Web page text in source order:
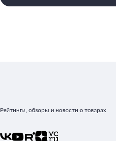
Рейтинги, обзоры и новости о товарах